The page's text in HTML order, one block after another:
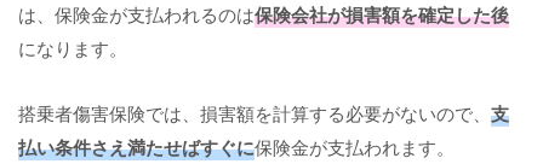
は、保険金が支払われるのは保険会社が損害額を確定した後
になります。
搭乗者傷害保険では、損害額を計算する必要がないので、 支
払い条件さえ満たせばすぐに保険金が支払われます。